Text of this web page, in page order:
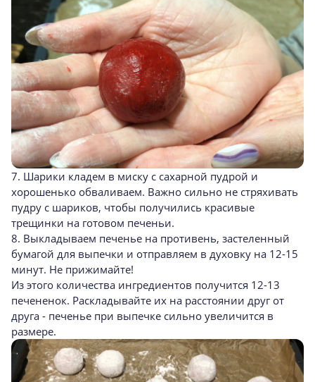
7. Шарики кладем в миску с сахарной пудрой и
хорошенько обваливаем. Важно сильно не стряхивать
пудру с шариков, чтобы получились красивые
трещинки на готовом печеньи.
8. Выкладываем печенье на противень, застеленный
бумагой для выпечки и отправляем в духовку на 12-15
минут. Не прижимайте!
Из этого количества ингредиентов получится 12-13
печененок. Раскладывайте их на расстоянии друг от
друга - печенье при выпечке сильно увеличится в
размере.